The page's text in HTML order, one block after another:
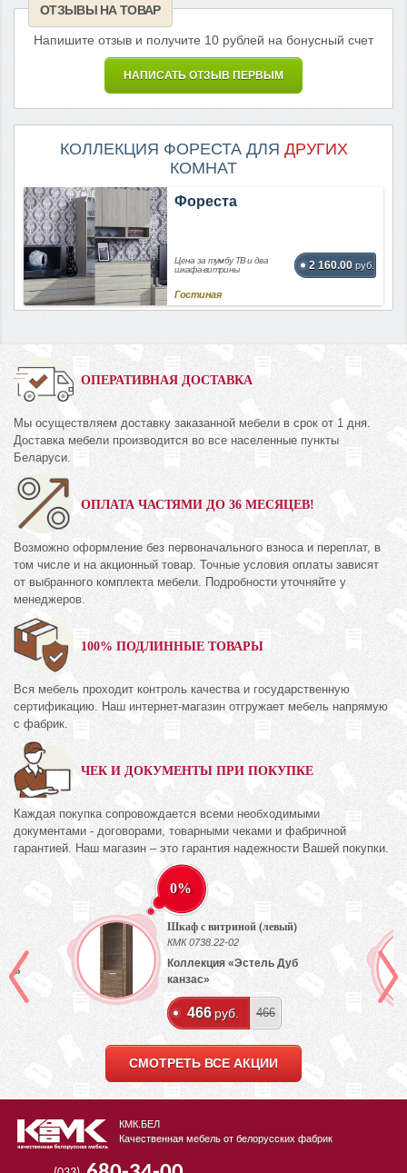
ОТЗЫВЫ НА ТОВАР
Напишите отзыв и получите 10 рублей на бонусный счет
НАПИСАТЬ ОТЗЫВ ПЕРВЫМ
КОЛЛЕКЦИЯ ФОРЕСТА ДЛЯ ДРУГИХ
КОМНАТ
Фореста
Цена за тумбу ТВ и два
шкафа-витрины
2 160.00 руб.
Гостиная
ОПЕРАТИВНАЯ ДОСТАВКА
Мы осуществляем доставку заказанной мебели в срок от 1 дня.
Доставка мебели производится во все населенные пункты
Беларуси.
ОПЛАТА ЧАСТЯМИ ДО 36 МЕСЯЦЕВ!
Возможно оформление без первоначального взноса и переплат, в
том числе и на акционный товар. Точные условия оплаты зависят
от выбранного комплекта мебели. Подробности уточняйте у
менеджеров.
100% ПОДЛИННЫЕ ТОВАРЫ
Вся мебель проходит контроль качества и государственную
сертификацию. Наш интернет-магазин отгружает мебель напрямую
с фабрик.
ЧЕК И ДОКУМЕНТЫ ПРИ ПОКУПКЕ
Каждая покупка сопровождается всеми необходимыми
документами - договорами, товарными чеками и фабричной
гарантией. Наш магазин – это гарантия надежности Вашей покупки.
0%
Шкаф с витриной (левый)
КМК 0738.22-02
Коллекция «Эстель Дуб
канзас»
466 руб. 466
СМОТРЕТЬ ВСЕ АКЦИИ
КМК.БЕЛ
Качественная мебель от белорусских фабрик